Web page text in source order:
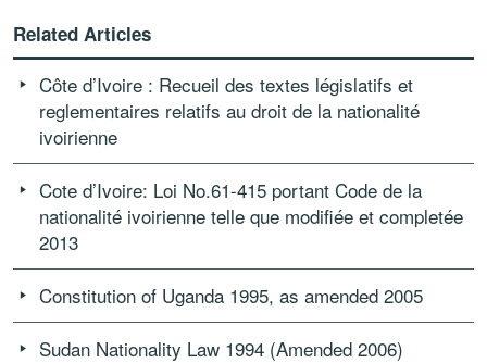
Related Articles
Côte d’Ivoire : Recueil des textes législatifs et
reglementaires relatifs au droit de la nationalité
ivoirienne
Cote d’Ivoire: Loi No.61-415 portant Code de la
nationalité ivoirienne telle que modifiée et completée
2013
Constitution of Uganda 1995, as amended 2005
Sudan Nationality Law 1994 (Amended 2006)